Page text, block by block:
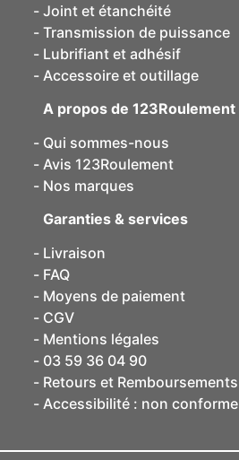
Joint et étanchéité
Transmission de puissance
Lubrifiant et adhésif
Accessoire et outillage
A propos de 123Roulement
Qui sommes-nous
Avis 123Roulement
Nos marques
Garanties & services
Livraison
FAQ
Moyens de paiement
CGV
Mentions légales
03 59 36 04 90
Retours et Remboursements
Accessibilité : non conforme